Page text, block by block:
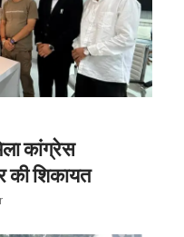
कांग्रेस
की शिकायत